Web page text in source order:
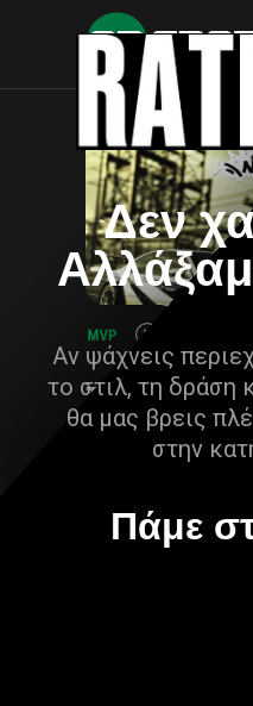
Δεν
Αν ψάχνεις
το στιλ, τη δράση
θα μας βρεις
στην
Πάμε